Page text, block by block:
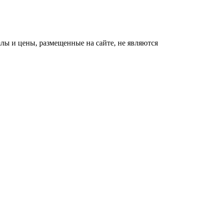
и цены, размещенные на сайте, не являются